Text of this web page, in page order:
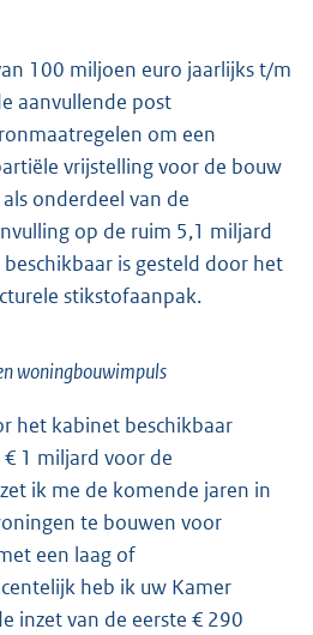
100 miljoen euro jaarlijks t/m
aanvullende post
om een
vrijstelling voor de bouw
onderdeel van de
op de ruim 5,1 miljard
is gesteld door het
stikstofaanpak.
woningbouwimpuls
het kabinet beschikbaar
1 miljard voor de
ik me de komende jaren in
te bouwen voor
een laag of
heb ik uw Kamer
inzet van de eerste € 290